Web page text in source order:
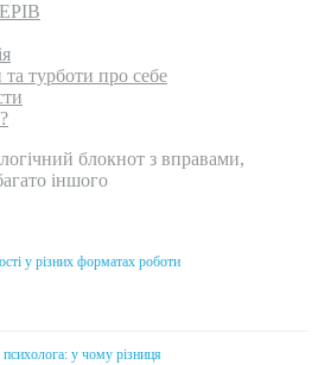
турботи про себе
блокнот з вправами,
іншого
у різних форматах роботи
у чому різниця